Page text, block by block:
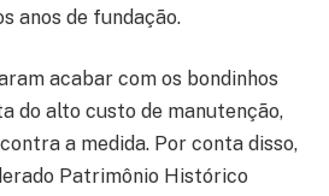
anos de fundação.
acabar com os bondinhos
do alto custo de manutenção,
a medida. Por conta disso,
Patrimônio Histórico